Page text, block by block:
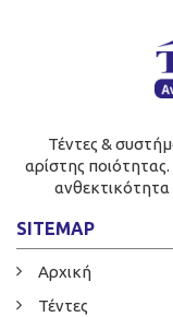
Τέντες &
αρίστης
ανθεκτικότητα
SITEMAP
Αρχική
Τέντες